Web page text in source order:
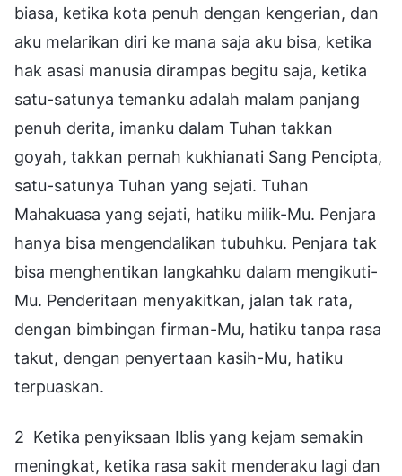
biasa, ketika kota penuh dengan kengerian, dan
aku melarikan diri ke mana saja aku bisa, ketika
hak asasi manusia dirampas begitu saja, ketika
satu-satunya temanku adalah malam panjang
penuh derita, imanku dalam Tuhan takkan
goyah, takkan pernah kukhianati Sang Pencipta,
satu-satunya Tuhan yang sejati. Tuhan
Mahakuasa yang sejati, hatiku milik-Mu. Penjara
hanya bisa mengendalikan tubuhku. Penjara tak
bisa menghentikan langkahku dalam mengikuti-
Mu. Penderitaan menyakitkan, jalan tak rata,
dengan bimbingan firman-Mu, hatiku tanpa rasa
takut, dengan penyertaan kasih-Mu, hatiku
terpuaskan.
2 Ketika penyiksaan Iblis yang kejam semakin
meningkat, ketika rasa sakit menderaku lagi dan